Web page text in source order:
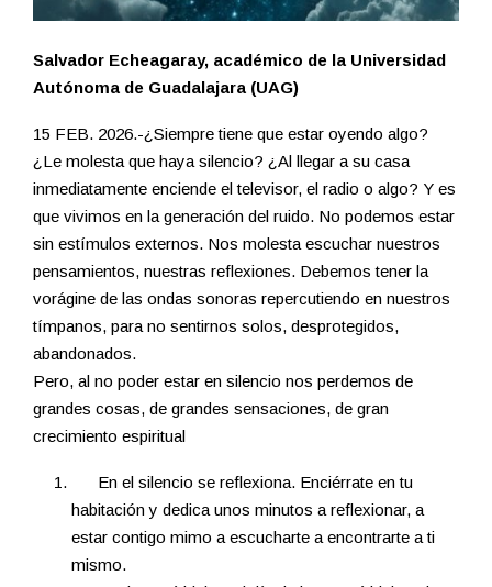
Salvador Echeagaray, académico de la Universidad
Autónoma de Guadalajara (UAG)
15 FEB. 2026.-¿Siempre tiene que estar oyendo algo?
¿Le molesta que haya silencio? ¿Al llegar a su casa
inmediatamente enciende el televisor, el radio o algo? Y es
que vivimos en la generación del ruido. No podemos estar
sin estímulos externos. Nos molesta escuchar nuestros
pensamientos, nuestras reflexiones. Debemos tener la
vorágine de las ondas sonoras repercutiendo en nuestros
tímpanos, para no sentirnos solos, desprotegidos,
abandonados.
Pero, al no poder estar en silencio nos perdemos de
grandes cosas, de grandes sensaciones, de gran
crecimiento espiritual
En el silencio se reflexiona. Enciérrate en tu
habitación y dedica unos minutos a reflexionar, a
estar contigo mimo a escucharte a encontrarte a ti
mismo.